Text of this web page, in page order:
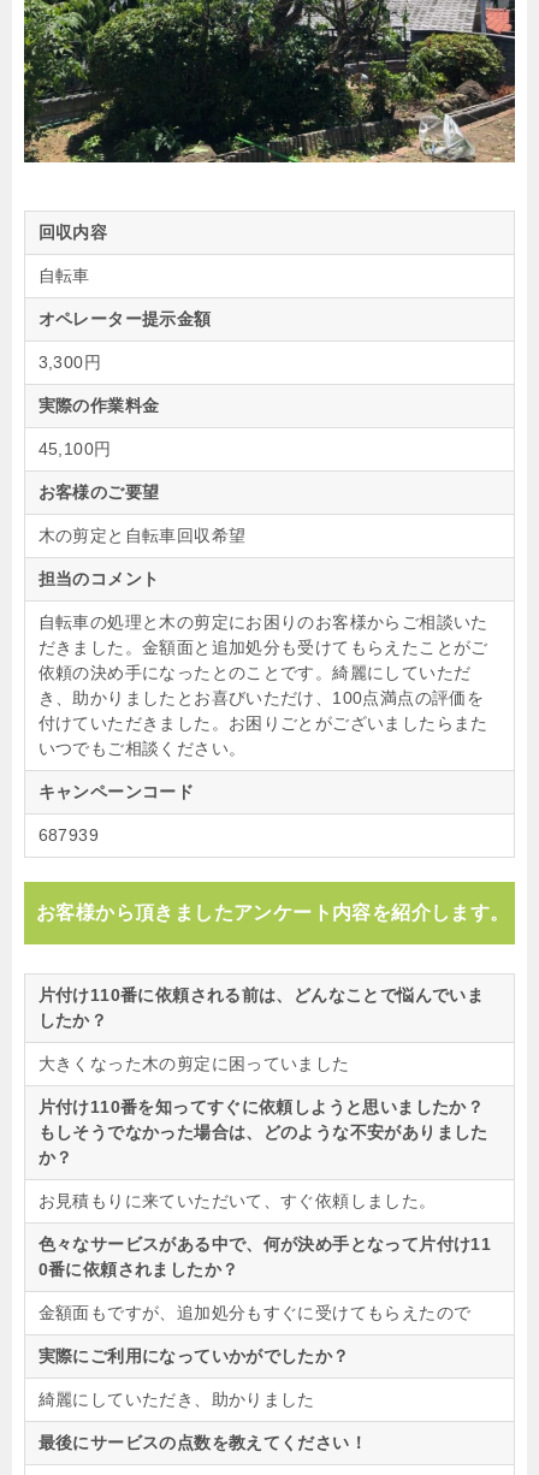
回収内容
自転車
オペレーター提示金額
3,300円
実際の作業料金
45,100円
お客様のご要望
木の剪定と自転車回収希望
担当のコメント
自転車の処理と木の剪定にお困りのお客様からご相談いた
だきました。金額面と追加処分も受けてもらえたことがご
依頼の決め手になったとのことです。綺麗にしていただ
き、助かりましたとお喜びいただけ、100点満点の評価を
付けていただきました。お困りごとがございましたらまた
いつでもご相談ください。
キャンペーンコード
687939
お客様から頂きましたアンケート内容を紹介します。
片付け110番に依頼される前は、どんなことで悩んでいま
したか？
大きくなった木の剪定に困っていました
片付け110番を知ってすぐに依頼しようと思いましたか？
もしそうでなかった場合は、どのような不安がありました
か？
お見積もりに来ていただいて、すぐ依頼しました。
色々なサービスがある中で、何が決め手となって片付け11
0番に依頼されましたか？
金額面もですが、追加処分もすぐに受けてもらえたので
実際にご利用になっていかがでしたか？
綺麗にしていただき、助かりました
最後にサービスの点数を教えてください！